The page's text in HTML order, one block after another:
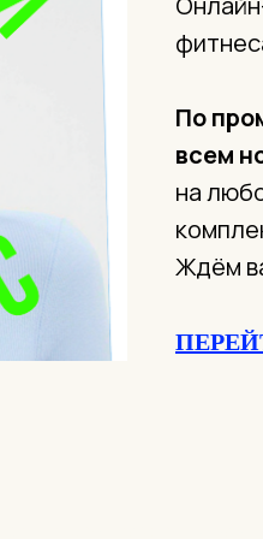
По
всем
на
Ждём